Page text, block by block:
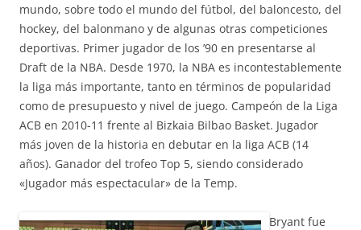
mundo, sobre todo el mundo del fútbol, del baloncesto, del
hockey, del balonmano y de algunas otras competiciones
deportivas. Primer jugador de los ’90 en presentarse al
Draft de la NBA. Desde 1970, la NBA es incontestablemente
la liga más importante, tanto en términos de popularidad
como de presupuesto y nivel de juego. Campeón de la Liga
ACB en 2010-11 frente al Bizkaia Bilbao Basket. Jugador
más joven de la historia en debutar en la liga ACB (14
años). Ganador del trofeo Top 5, siendo considerado
«Jugador más espectacular» de la Temp.
Bryant fue